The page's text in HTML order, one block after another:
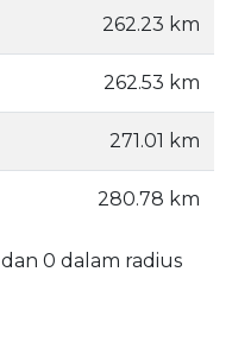
262.23 km
262.53 km
271.01 km
280.78 km
dan 0 dalam radius